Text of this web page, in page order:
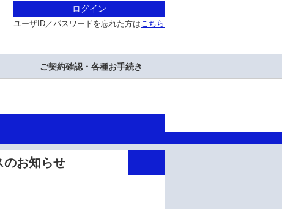
ログイン
ユーザID／パスワードを忘れた方はこちら
ご契約確認・各種お手続き
お知らせ